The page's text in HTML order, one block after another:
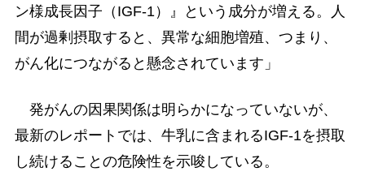
ン様成長因子（IGF-1）』という成分が増える。人
間が過剰摂取すると、異常な細胞増殖、つまり、
がん化につながると懸念されています」
発がんの因果関係は明らかになっていないが、
最新のレポートでは、牛乳に含まれるIGF-1を摂取
し続けることの危険性を示唆している。